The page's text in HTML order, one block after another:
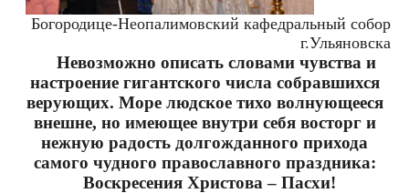
Богородице-Неопалимовский кафедральный собор
г.Ульяновска
Невозможно описать словами чувства и
настроение гигантского числа собравшихся
верующих. Море людское тихо волнующееся
внешне, но имеющее внутри себя восторг и
нежную радость долгожданного прихода
самого чудного православного праздника:
Воскресения Христова – Пасхи!